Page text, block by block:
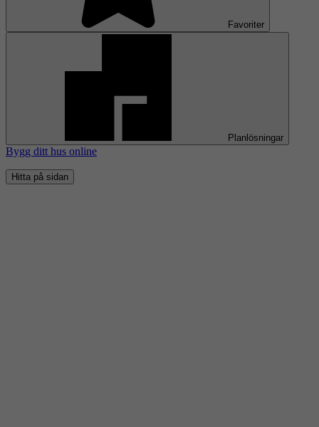
Favoriter
Planlösningar
Bygg ditt hus online
Hitta på sidan